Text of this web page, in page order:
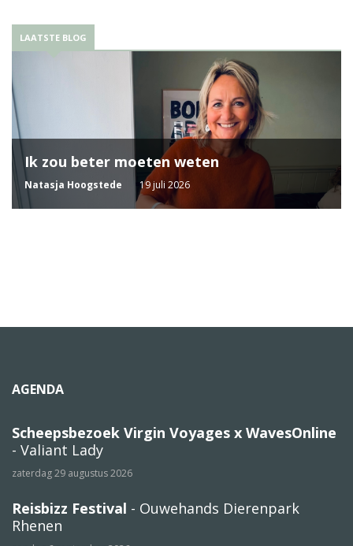
LAATSTE BLOG
Ik zou beter moeten weten
Natasja Hoogstede 19 juli 2026
AGENDA
Scheepsbezoek Virgin Voyages x WavesOnline
- Valiant Lady
zaterdag 29 augustus 2026
Reisbizz Festival - Ouwehands Dierenpark
Rhenen